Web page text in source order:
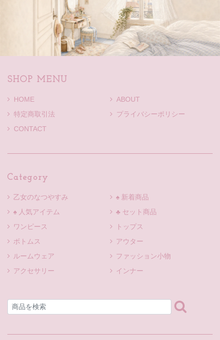
SHOP MENU
HOME
ABOUT
特定商取引法
プライバシーポリシー
CONTACT
Category
乙女のなつやすみ
♠ 新着商品
♠ 人気アイテム
♣ セット商品
ワンピース
トップス
ボトムス
アウター
ルームウェア
ファッション小物
アクセサリー
インナー